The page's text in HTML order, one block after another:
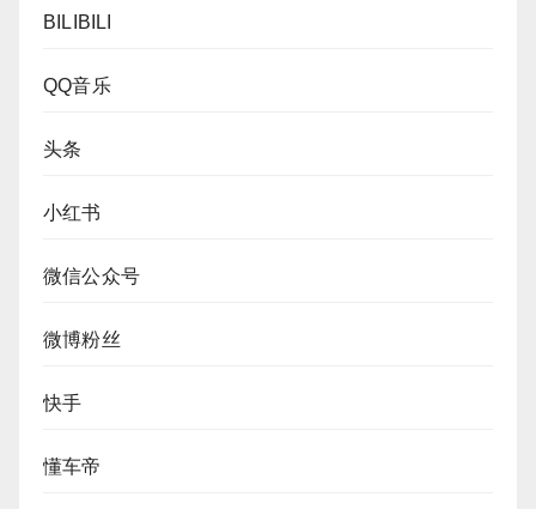
BILIBILI
QQ音乐
头条
小红书
微信公众号
微博粉丝
快手
懂车帝